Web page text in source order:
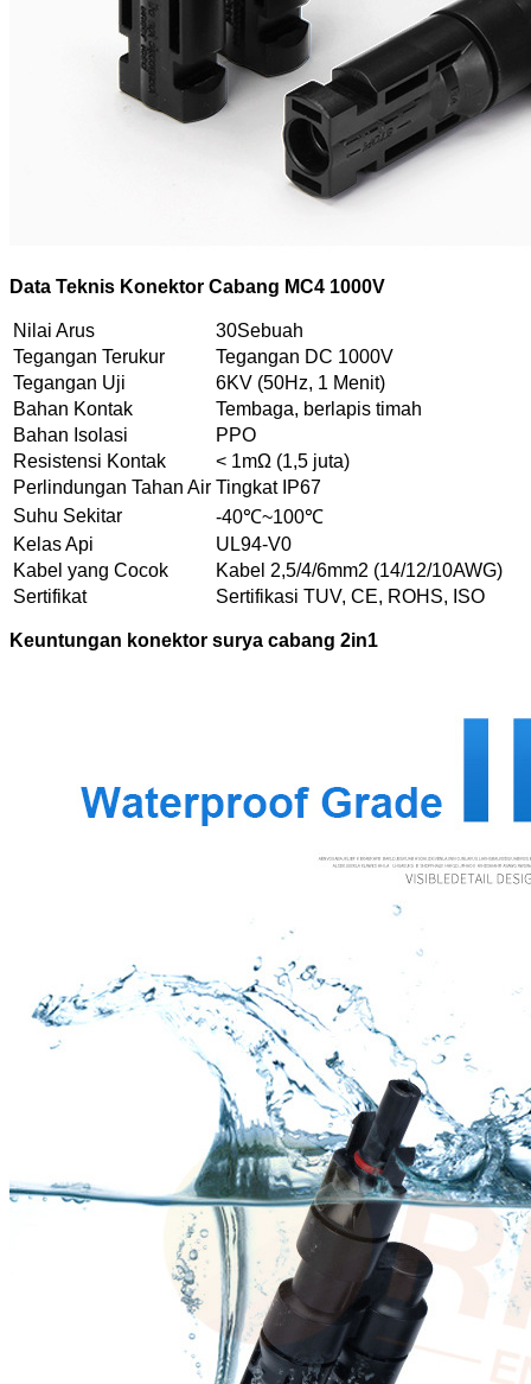
Data Teknis Konektor Cabang MC4 1000V
Nilai Arus
30Sebuah
Tegangan Terukur
Tegangan DC 1000V
Tegangan Uji
6KV (50Hz, 1 Menit)
Bahan Kontak
Tembaga, berlapis timah
Bahan Isolasi
PPO
Resistensi Kontak
< 1mΩ (1,5 juta)
Perlindungan Tahan Air Tingkat IP67
Suhu Sekitar
-40℃~100℃
Kelas Api
UL94-V0
Kabel yang Cocok
Kabel 2,5/4/6mm2 (14/12/10AWG)
Sertifikat
Sertifikasi TUV, CE, ROHS, ISO
Keuntungan konektor surya cabang 2in1